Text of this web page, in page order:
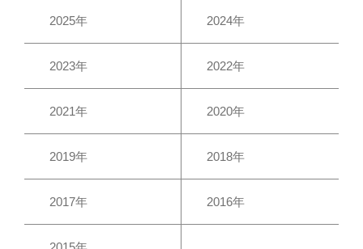
2025年 2024年
2023年 2022年
2021年 2020年
2019年 2018年
2017年 2016年